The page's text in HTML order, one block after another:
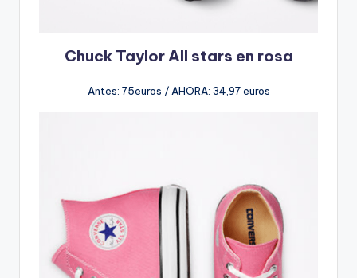
Chuck Taylor All stars en rosa
Antes: 75euros / AHORA: 34,97 euros